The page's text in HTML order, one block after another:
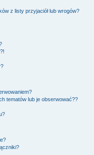
z listy przyjaciół lub wrogów?
tematów lub je obserwować??